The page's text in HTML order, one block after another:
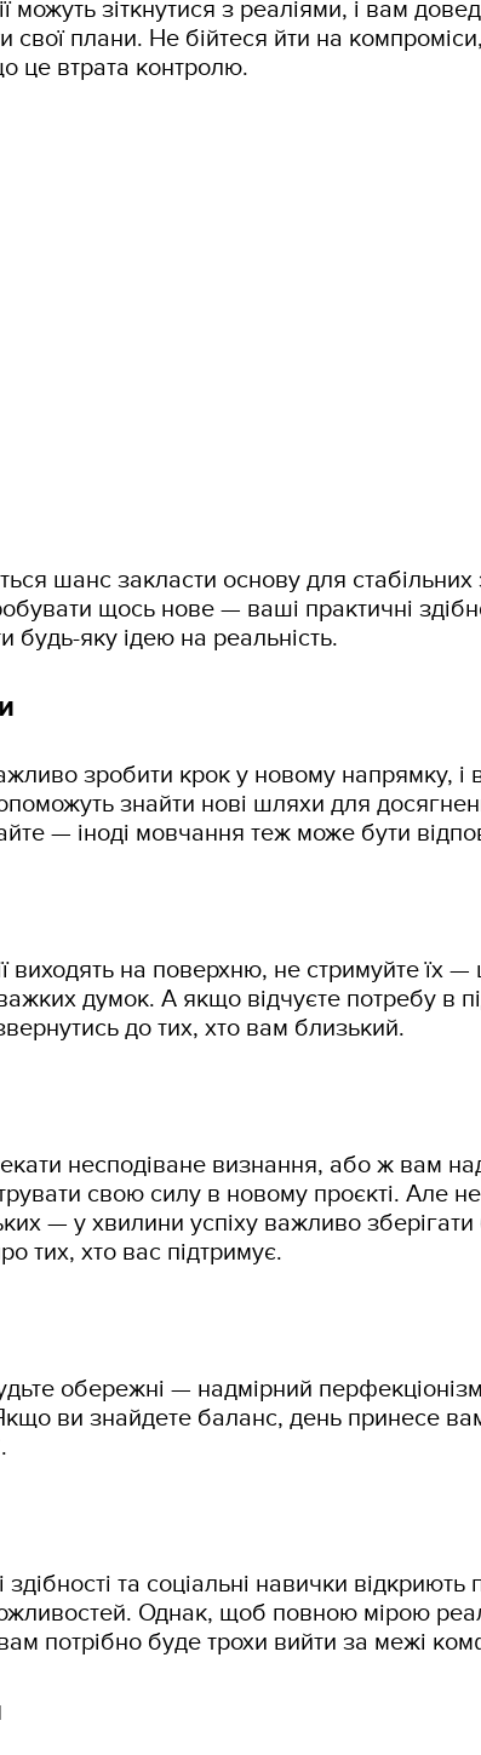
можуть зіткнутися з реаліями, і вам
свої плани. Не бійтеся йти на
це втрата контролю.
шанс закласти основу для стабільних
щось нове — ваші практичні
будь-яку ідею на реальність.
зробити крок у новому напрямку, і
знайти нові шляхи для
— іноді мовчання теж може бути
виходять на поверхню, не стримуйте їх
думок. А якщо відчуєте потребу в
до тих, хто вам близький.
несподіване визнання, або ж вам
свою силу в новому проєкті. Але
— у хвилини успіху важливо зберігати
тих, хто вас підтримує.
обережні — надмірний
ви знайдете баланс, день принесе
здібності та соціальні навички
Однак, щоб повною мірою
потрібно буде трохи вийти за межі